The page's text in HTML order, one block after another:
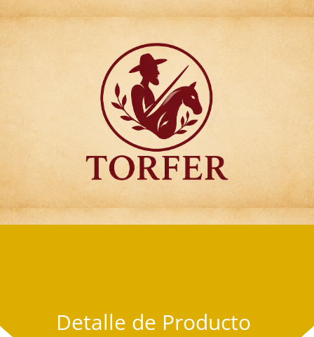
Articulos para
Regalo Torfer.
Detalle de Producto